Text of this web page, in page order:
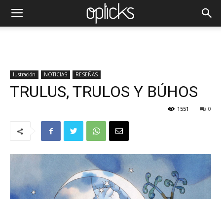
Iustración NOTICIAS RESEÑAS
TRULUS, TRULOS Y BÚHOS
0
1551